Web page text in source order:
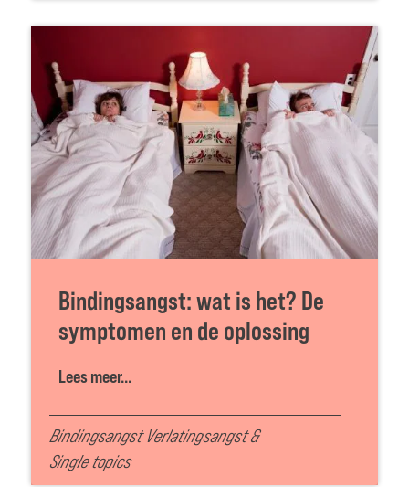
Bindingsangst: wat is het? De
symptomen en de oplossing
Lees meer...
Bindingsangst Verlatingsangst&
Single topics